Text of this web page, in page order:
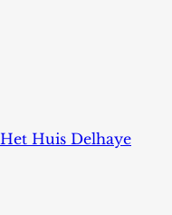
Het Huis Delhaye